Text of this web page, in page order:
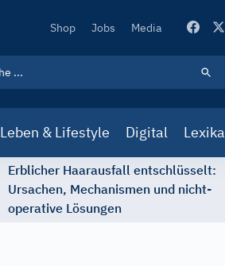
Secondary
Shop Jobs Media
Leben & Lifestyle Digital Lexika
Erblicher Haarausfall entschlüsselt:
Ursachen, Mechanismen und nicht-
operative Lösungen